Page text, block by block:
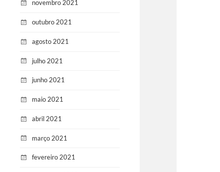
novembro 2021
outubro 2021
agosto 2021
julho 2021
junho 2021
maio 2021
abril 2021
março 2021
fevereiro 2021